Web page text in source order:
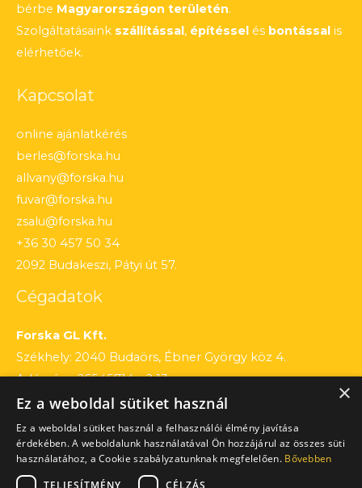
bérbe Magyarországon területén.
Szolgáltatásaink szállítással, építéssel és bontással is
elérhetőek.
Kapcsolat
online ajánlatkérés
berles@forska.hu
allvany@forska.hu
fuvar@forska.hu
zsalu@forska.hu
+36 30 457 50 34
2092 Budakeszi, Pátyi út 57.
Cégadatok
Forska GL Kft.
Székhely: 2040 Budaörs, Ébner György köz 4.
Adószám: 26545714 – 2 13
Cégjegyzékszám: 13 – 09 – 195803
Számlaszám: 12010154 – 01660751 – 00100001
×
Ez a weboldal sütiket használ
Ez a weboldal sütiket használ a felhasználói élmény javítása
érdekében. A weboldalunk használatával Ön hozzájárul az összes süti
használatához, a Cookie szabályzatunknak megfelelően. Bővebben
TELJESÍTMÉNY
CÉLZÁS